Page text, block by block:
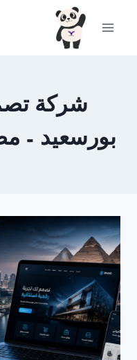
شركة
بورسعيد – مصر